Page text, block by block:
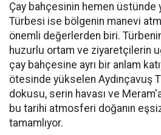
Çay bahçesinin hemen üstünde
Türbesi ise bölgenin manevi
önemli değerlerden biri.
huzurlu ortam ve ziyaretçilerin
çay bahçesine ayrı bir anlam
ötesinde yükselen Aydınçavuş
dokusu, serin havası ve
bu tarihi atmosferi doğanın
tamamlıyor.